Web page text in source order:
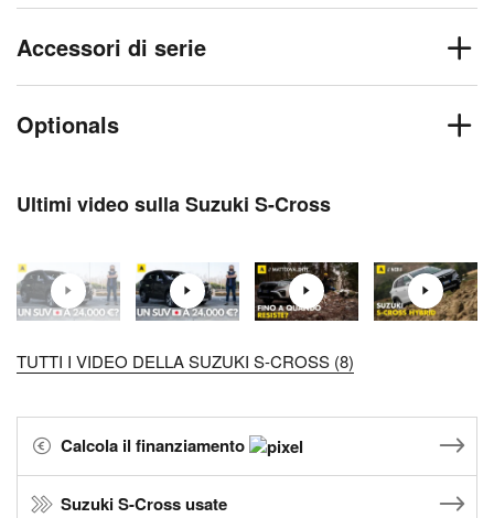
Accessori di serie
Optionals
Ultimi video sulla Suzuki S-Cross
TUTTI I VIDEO DELLA SUZUKI S-CROSS (8)
Calcola il finanziamento
Suzuki S-Cross usate